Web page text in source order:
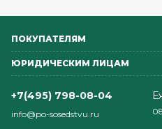
ПОКУПАТЕЛЯМ
ЮРИДИЧЕСКИМ ЛИЦАМ
+7(495) 798-08-04
info@po-sosedstvu.ru